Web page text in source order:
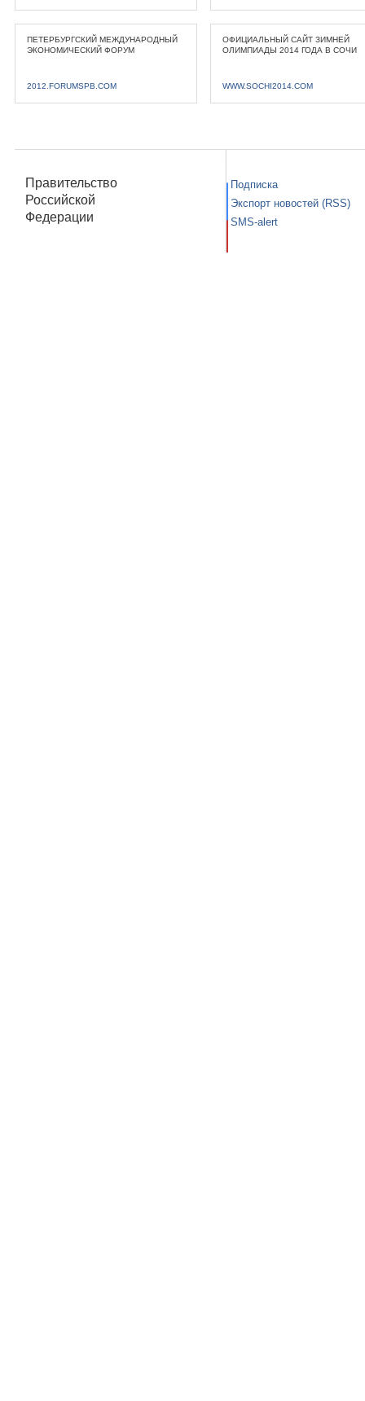
ПЕТЕРБУРГСКИЙ МЕЖДУНАРОДНЫЙ
ЭКОНОМИЧЕСКИЙ ФОРУМ
2012.FORUMSPB.COM
ОФИЦИАЛЬНЫЙ САЙТ ЗИМНЕЙ
ОЛИМПИАДЫ 2014 ГОДА В СОЧИ
WWW.SOCHI2014.COM
Правительство
Российской
Федерации
Подписка
Экспорт новостей (RSS)
SMS-alert